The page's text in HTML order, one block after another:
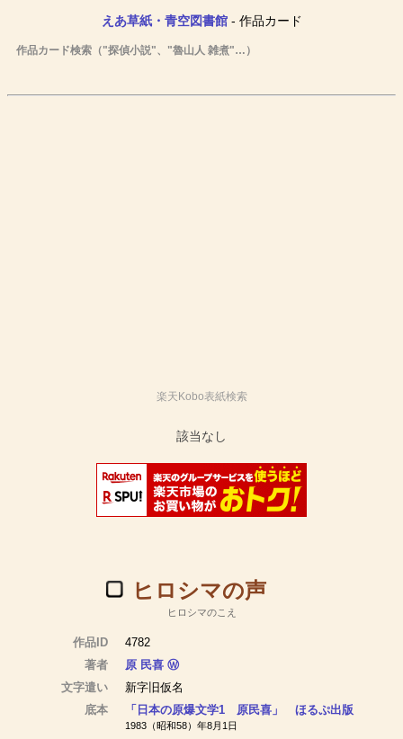
えあ草紙・青空図書館- 作品カード
作品カード検索（"探偵小説"、"魯山人 雑煮"…）
楽天Kobo表紙検索
ヒロシマの声
ヒロシマのこえ
作品ID
4782
著者
原 民喜 Ⓦ
文字遣い
新字旧仮名
底本
「日本の原爆文学1 原民喜」 ほるぷ出版
1983（昭和58）年8月1日